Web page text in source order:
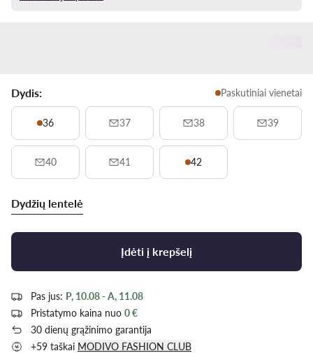
Dydis: Paskutiniai vienetai
36 37 38 39
40 41 42
Dydžių lentelė
Įdėti į krepšelį
Pas jus: P, 10.08 - A, 11.08
Pristatymo kaina nuo 0 €
30 dienų grąžinimo garantija
+59 taškai MODIVO FASHION CLUB